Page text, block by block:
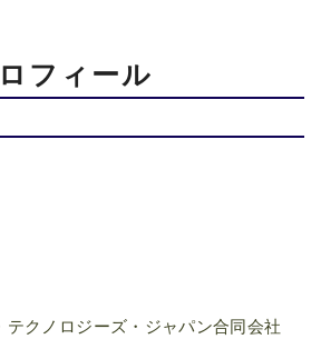
フィール
テクノロジーズ・ジャパン合同会社